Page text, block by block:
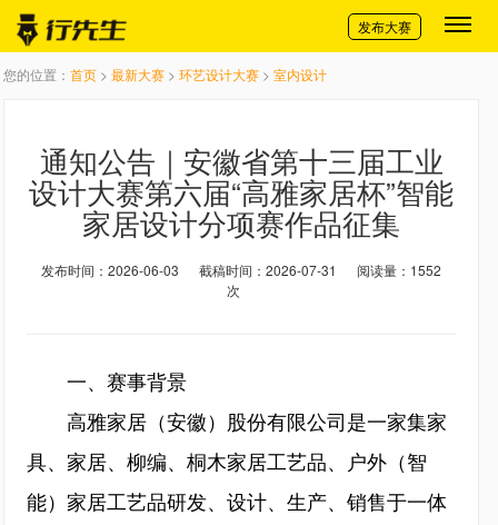
切换导航
发布大赛
您的位置： 首页 > 最新大赛 > 环艺设计大赛 > 室内设计
通知公告｜安徽省第十三届工业
设计大赛第六届“高雅家居杯”智能
家居设计分项赛作品征集
发布时间：2026-06-03 截稿时间：2026-07-31
阅读量：1552
次
一、赛事背景
高雅家居（安徽）股份有限公司是一家集家
具、家居、柳编、桐木家居工艺品、户外（智
能）家居工艺品研发、设计、生产、销售于一体